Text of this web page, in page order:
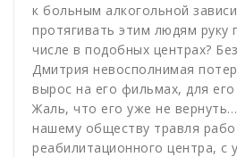
к больным алкогольной
протягивать этим людям
числе в подобных центрах?
Дмитрия невосполнимая
вырос на его фильмах, для
Жаль, что его уже не
нашему обществу травля
реабилитационного центра, с